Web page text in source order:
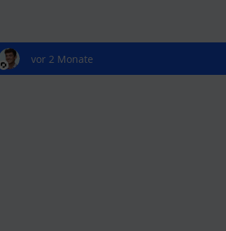
vor 2 Monate